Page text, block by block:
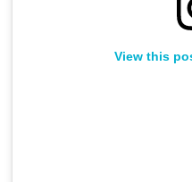
View this